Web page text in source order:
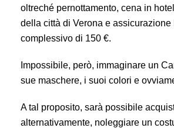
oltreché pernottamento, cena in
della città di Verona e assicurazione
complessivo di 150 €.
Impossibile, però, immaginare un
sue maschere, i suoi colori e
A tal proposito, sarà possibile
alternativamente, noleggiare un